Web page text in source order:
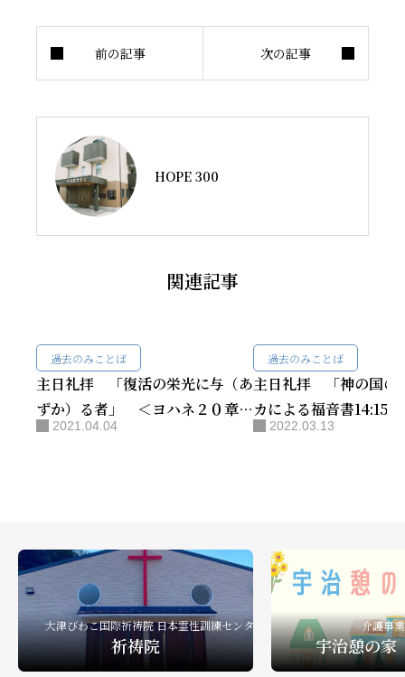
HOPE 300
関連記事
過去のみことば
主日礼拝 「復活の栄光に与（あ
ずか）る者」 ＜ヨハネ２０章１
－１８節＞ 姜 讃馨師
2021.04.04
過去のみことば
主日礼拝 「神の国の
カによる福音書14:15
直子師
2022.03.13
大津びわこ国際祈祷院 日本霊性訓練センター
祈祷院
介護事
宇治憩の